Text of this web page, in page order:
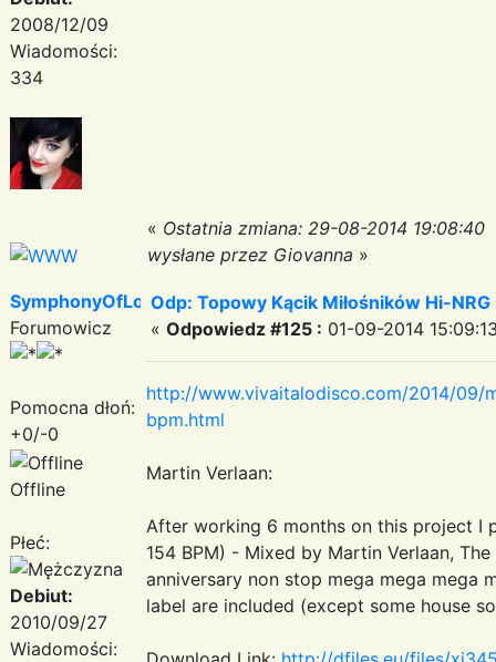
2008/12/09
Wiadomości:
334
« Ostatnia zmiana: 29-08-2014 19:08:40
wysłane przez Giovanna »
SymphonyOfLove
Forumowicz
Pomocna dłoń:
+0/-0
Offline
Płeć:
Debiut:
2010/09/27
Wiadomości:
Odp: Topowy Kącik Miłośników Hi-NRG
« Odpowiedz #125 : 01-09-2014
http://www.vivaitalodisco.com/2014/
bpm.html
Martin Verlaan:
After working 6 months on this project I
154 BPM) - Mixed by Martin Verlaan,
anniversary non stop mega mega mega
label are included (except some house